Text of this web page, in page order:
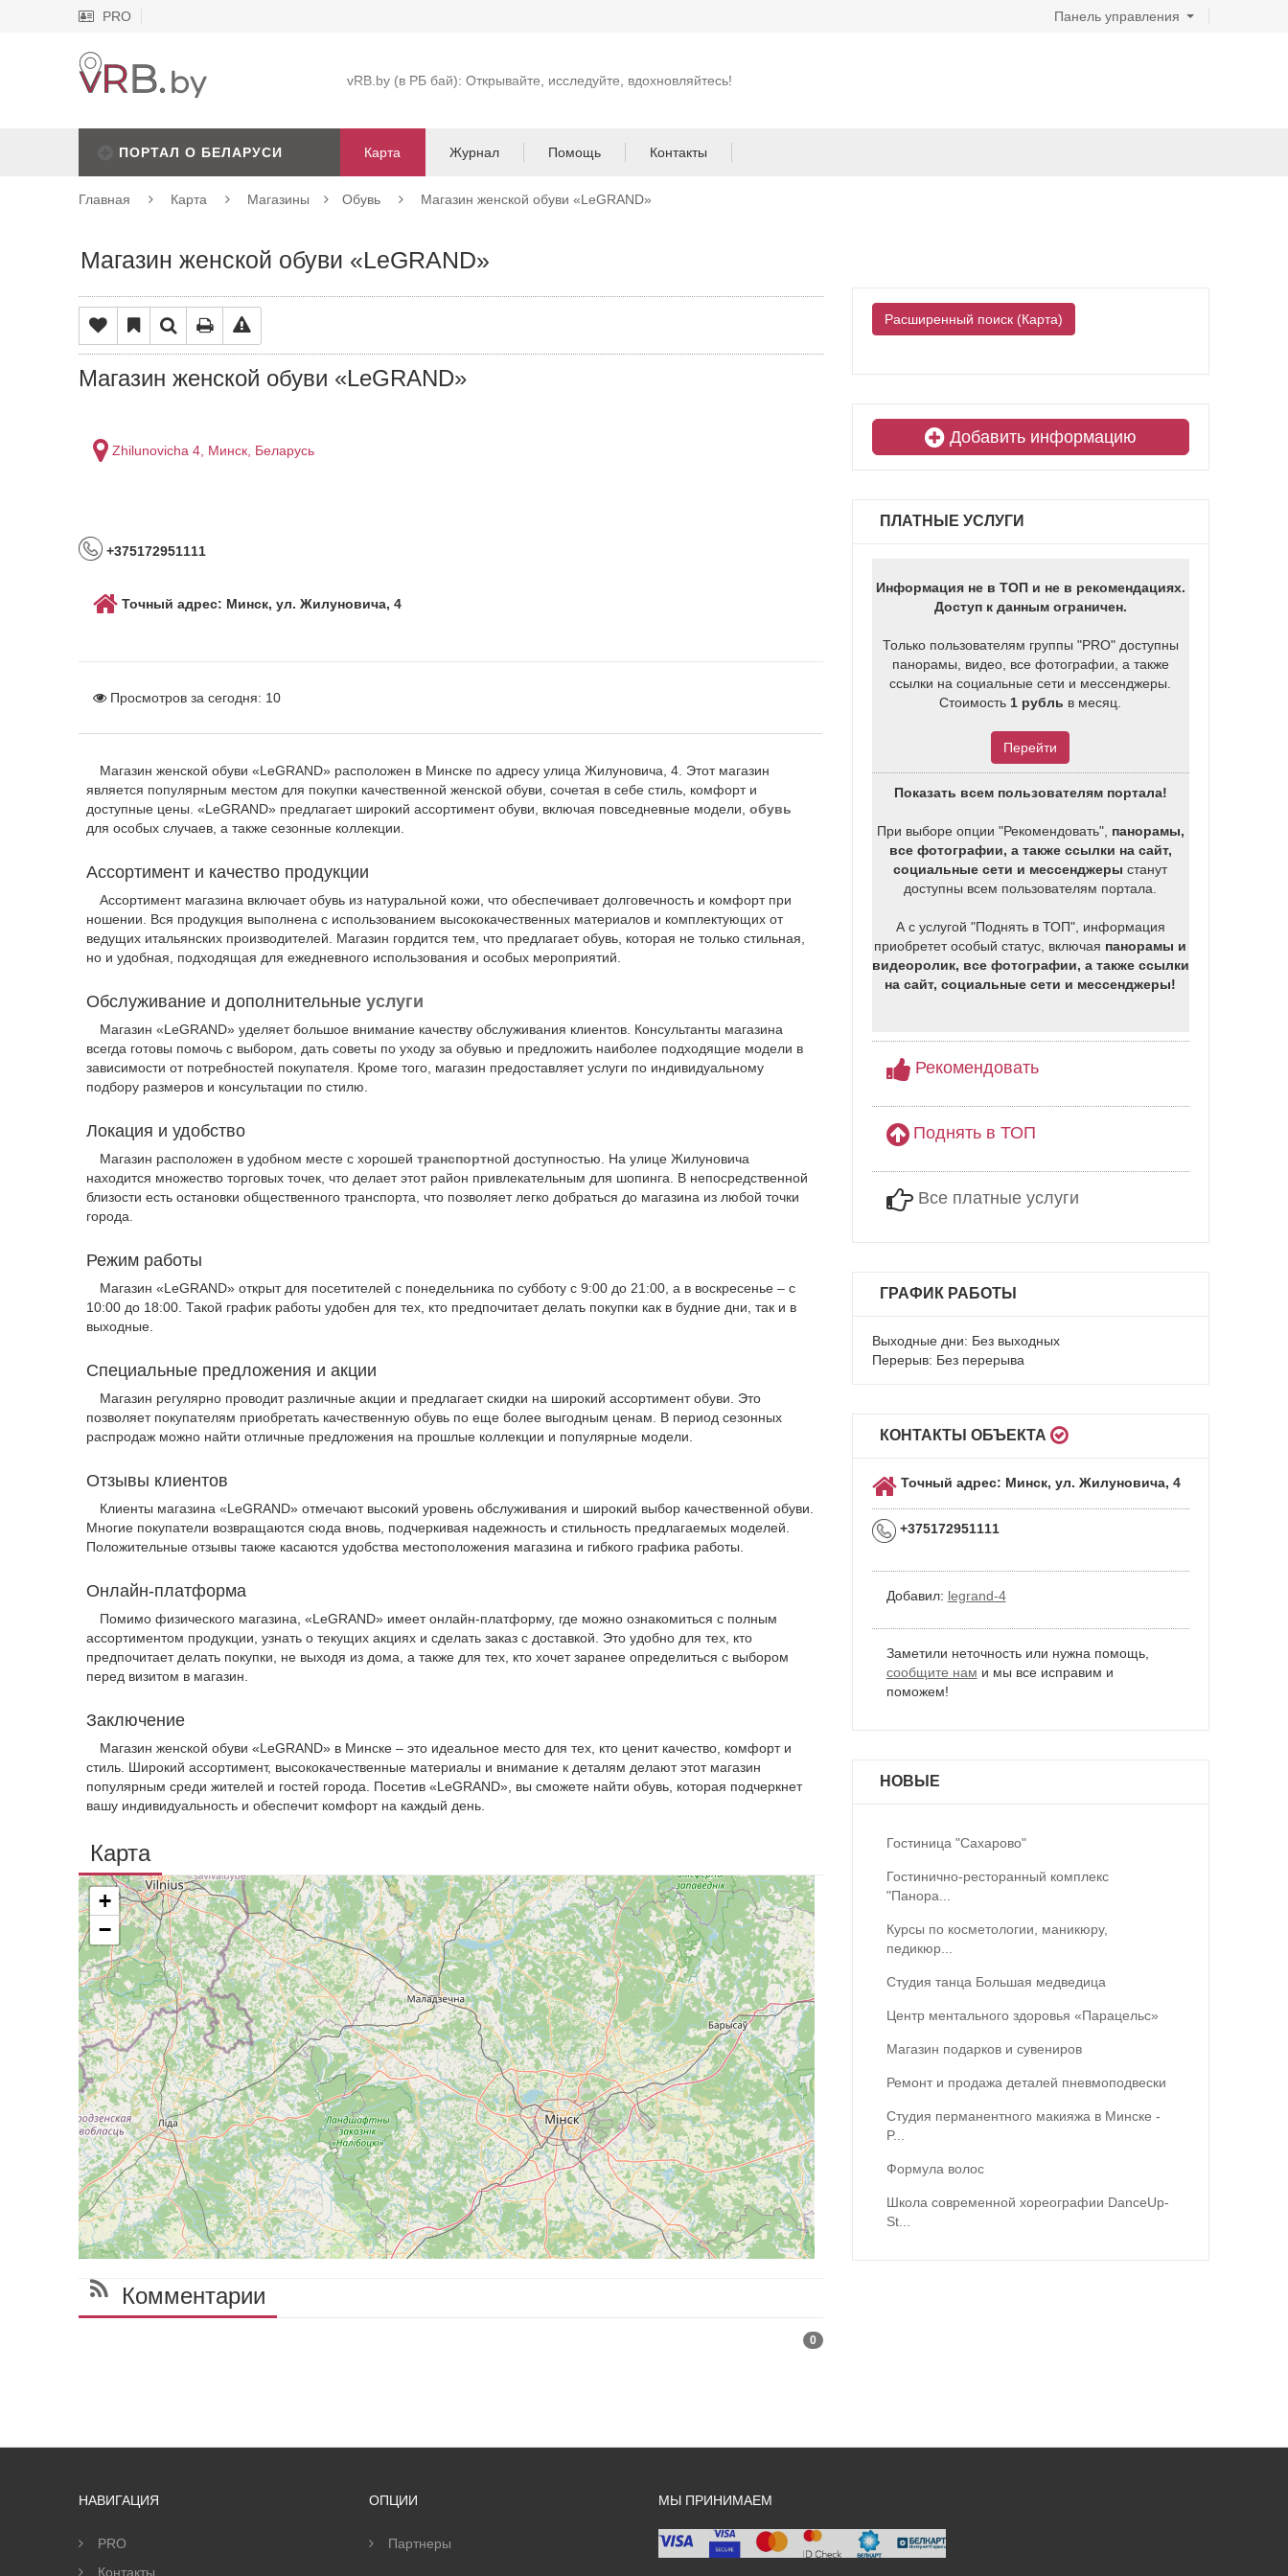
PRO Панель управления
vRB.by (в РБ бай): Открывайте, исследуйте, вдохновляйтесь!
ПОРТАЛ О БЕЛАРУСИ Карта Журнал Помощь Контакты
Главная Карта Магазины Обувь Магазин женской обуви «LeGRAND»
Магазин женской обуви «LeGRAND»
Магазин женской обуви «LeGRAND»
Zhilunovicha 4, Минск, Беларусь
+375172951111
Точный адрес: Минск, ул. Жилуновича, 4
Просмотров за сегодня: 10
Магазин женской обуви «LeGRAND» расположен в Минске по адресу улица Жилуновича, 4. Этот магазин
является популярным местом для покупки качественной женской обуви, сочетая в себе стиль, комфорт и
доступные цены. «LeGRAND» предлагает широкий ассортимент обуви, включая повседневные модели,обувь
для особых случаев, а также сезонные коллекции.
Ассортимент и качество продукции
Ассортимент магазина включает обувь из натуральной кожи, что обеспечивает долговечность и комфорт при
ношении. Вся продукция выполнена с использованием высококачественных материалов и комплектующих от
ведущих итальянских производителей. Магазин гордится тем, что предлагает обувь, которая не только стильная,
но и удобная, подходящая для ежедневного использования и особых мероприятий.
Обслуживание и дополнительныеуслуги
Магазин «LeGRAND» уделяет большое внимание качеству обслуживания клиентов. Консультанты магазина
всегда готовы помочь с выбором, дать советы по уходу за обувью и предложить наиболее подходящие модели в
зависимости от потребностей покупателя. Кроме того, магазин предоставляет услуги по индивидуальному
подбору размеров и консультации по стилю.
Локация и удобство
Магазин расположен в удобном месте с хорошейтранспортной доступностью. На улице Жилуновича
находится множество торговых точек, что делает этот район привлекательным для шопинга. В непосредственной
близости есть остановки общественного транспорта, что позволяет легко добраться до магазина из любой точки
города.
Режим работы
Магазин «LeGRAND» открыт для посетителей с понедельника по субботу с 9:00 до 21:00, а в воскресенье – с
10:00 до 18:00. Такой график работы удобен для тех, кто предпочитает делать покупки как в будние дни, так и в
выходные.
Специальные предложения и акции
Магазин регулярно проводит различные акции и предлагает скидки на широкий ассортимент обуви. Это
позволяет покупателям приобретать качественную обувь по еще более выгодным ценам. В период сезонных
распродаж можно найти отличные предложения на прошлые коллекции и популярные модели.
Отзывы клиентов
Клиенты магазина «LeGRAND» отмечают высокий уровень обслуживания и широкий выбор качественной обуви.
Многие покупатели возвращаются сюда вновь, подчеркивая надежность и стильность предлагаемых моделей.
Положительные отзывы также касаются удобства местоположения магазина и гибкого графика работы.
Онлайн-платформа
Помимо физического магазина, «LeGRAND» имеет онлайн-платформу, где можно ознакомиться с полным
ассортиментом продукции, узнать о текущих акциях и сделать заказ с доставкой. Это удобно для тех, кто
предпочитает делать покупки, не выходя из дома, а также для тех, кто хочет заранее определиться с выбором
перед визитом в магазин.
Заключение
Магазин женской обуви «LeGRAND» в Минске – это идеальное место для тех, кто ценит качество, комфорт и
стиль. Широкий ассортимент, высококачественные материалы и внимание к деталям делают этот магазин
популярным среди жителей и гостей города. Посетив «LeGRAND», вы сможете найти обувь, которая подчеркнет
вашу индивидуальность и обеспечит комфорт на каждый день.
Карта
+
−
Комментарии
0
Расширенный поиск (Карта)
Добавить информацию
ПЛАТНЫЕ УСЛУГИ
Информация не в ТОП и не в рекомендациях.
Доступ к данным ограничен.
Только пользователям группы "PRO" доступны
панорамы, видео, все фотографии, а также
ссылки на социальные сети и мессенджеры.
Стоимость 1 рубль в месяц.
Перейти
Показать всем пользователям портала!
При выборе опции "Рекомендовать", панорамы,
все фотографии, а также ссылки на сайт,
социальные сети и мессенджеры станут
доступны всем пользователям портала.
А с услугой "Поднять в ТОП", информация
приобретет особый статус, включая панорамы и
видеоролик, все фотографии, а также ссылки
на сайт, социальные сети и мессенджеры!
Рекомендовать
Поднять в ТОП
Все платные услуги
ГРАФИК РАБОТЫ
Выходные дни: Без выходных
Перерыв: Без перерыва
КОНТАКТЫ ОБЪЕКТА
Точный адрес: Минск, ул. Жилуновича, 4
+375172951111
Добавил: legrand-4
Заметили неточность или нужна помощь,
сообщите нам и мы все исправим и
поможем!
НОВЫЕ
Гостиница "Сахарово"
Гостинично-ресторанный комплекс
"Панора...
Курсы по косметологии, маникюру,
педикюр...
Студия танца Большая медведица
Центр ментального здоровья «Парацельс»
Магазин подарков и сувениров
Ремонт и продажа деталей пневмоподвески
Студия перманентного макияжа в Минске -
P...
Формула волос
Школа современной хореографии DanceUp-
St...
НАВИГАЦИЯ
PRO
Контакты
ОПЦИИ
Партнеры
МЫ ПРИНИМАЕМ